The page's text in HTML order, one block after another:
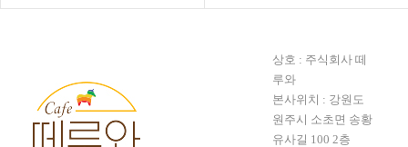
상호 : 주식회사 떼
루와
본사위치 : 강원도
원주시 소초면 송황
유사길 100 2층